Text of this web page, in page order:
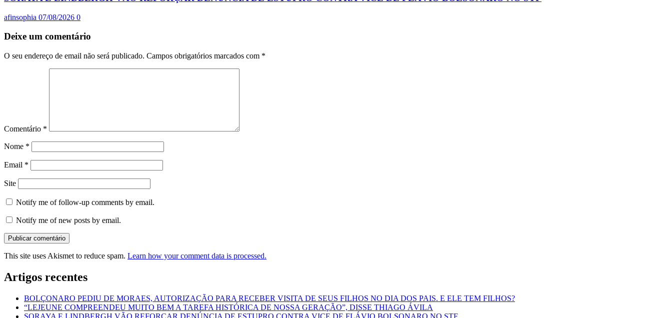
afinsophia 07/08/2026 0
Deixe um comentário
O seu endereço de email não será publicado. Campos obrigatórios marcados com *
Comentário *
Nome *
Email *
Site
Notify me of follow-up comments by email.
Notify me of new posts by email.
This site uses Akismet to reduce spam. Learn how your comment data is processed.
Artigos recentes
BOLÇONARO PEDIU DE MORAES, AUTORIZAÇÃO PARA RECEBER VISITA DE SEUS FILHOS NO DIA DOS PAIS. E ELE TEM FILHOS?
“LEJEUNE COMPREENDEU MUITO BEM A TAREFA HISTÓRICA DE NOSSA GERAÇÃO”, DISSE THIAGO ÁVILA
SORAYA E LINDBERGH VÃO REFORÇAR DENÚNCIA DE ESTUPRO CONTRA VICE DE FLÁVIO BOLSONARO NO STF